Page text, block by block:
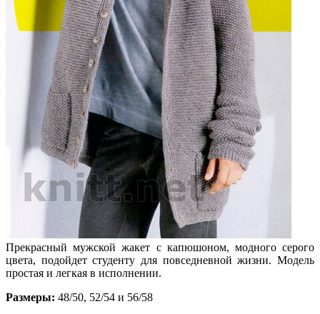
Прекрасный мужской жакет с капюшоном, модного серого
цвета, подойдет студенту для повседневной жизни. Модель
простая и легкая в исполнении.
Размеры: 48/50, 52/54 и 56/58